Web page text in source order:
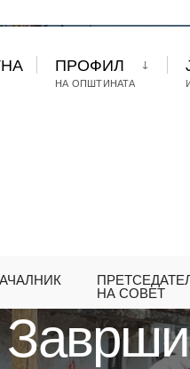
ПРОФИЛ
НА ОПШТИНАТА
НА СОВЕТ
ЗАВРШИВМЕ СО